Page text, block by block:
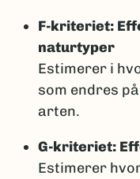
F-kriteriet:
naturtyper
Estimerer i
som endres
arten.
G-kriteriet:
Estimerer